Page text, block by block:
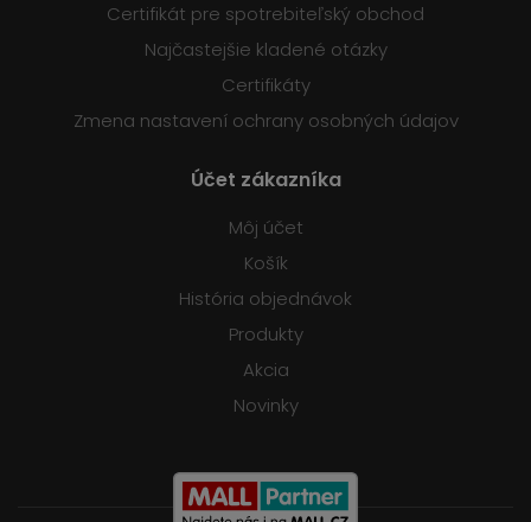
Certifikát pre spotrebiteľský obchod
Najčastejšie kladené otázky
Certifikáty
Zmena nastavení ochrany osobných údajov
Účet zákazníka
Môj účet
Košík
História objednávok
Produkty
Akcia
Novinky